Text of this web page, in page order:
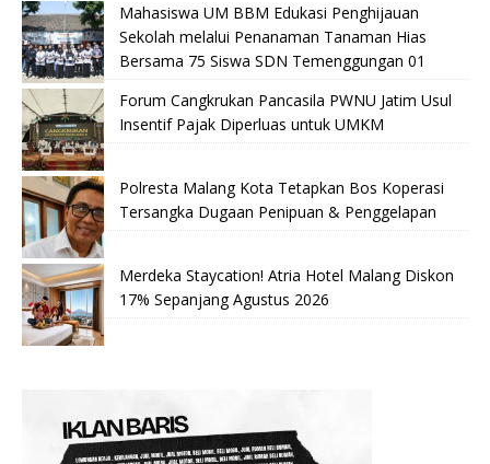
Mahasiswa UM BBM Edukasi Penghijauan
Sekolah melalui Penanaman Tanaman Hias
Bersama 75 Siswa SDN Temenggungan 01
Forum Cangkrukan Pancasila PWNU Jatim Usul
Insentif Pajak Diperluas untuk UMKM
Polresta Malang Kota Tetapkan Bos Koperasi
Tersangka Dugaan Penipuan & Penggelapan
Merdeka Staycation! Atria Hotel Malang Diskon
17% Sepanjang Agustus 2026